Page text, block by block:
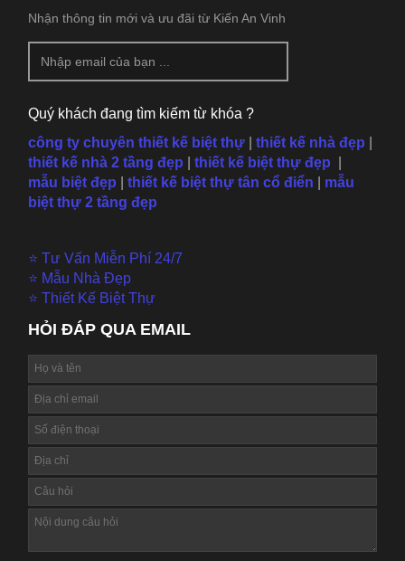
Nhận thông tin mới và ưu đãi từ Kiến An Vinh
Quý khách đang tìm kiếm từ khóa ?
công ty chuyên thiết kế biệt thự |thiết kế nhà đẹp
thiết kế nhà 2 tầng đẹp
thiết kế biệt thự đẹp
mẫu biệt đẹp thiết kế biệt thự tân cổ điển
mẫu
biệt thự 2 tầng đẹp
⭐ Tư Vấn Miễn Phí 24/7
⭐ Mẫu Nhà Đẹp
⭐ Thiết Kế Biệt Thự
HỎI ĐÁP QUA EMAIL